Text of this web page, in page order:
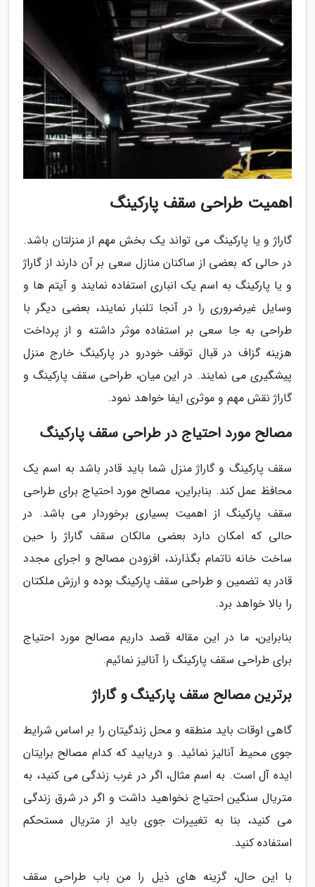
اهمیت طراحی سقف پارکینگ
گاراژ و یا پارکینگ می تواند یک بخش مهم از منزلتان باشد.
در حالی که بعضی از ساکنان منازل سعی بر آن دارند از گاراژ
و یا پارکینگ به اسم یک انباری استفاده نمایند و آیتم ها و
وسایل غیرضروری را در آنجا تلنبار نمایند، بعضی دیگر با
طراحی به جا سعی بر استفاده موثر داشته و از پرداخت
هزینه گزاف در قبال توقف خودرو در پارکینگ خارج منزل
پیشگیری می نمایند. در این میان، طراحی سقف پارکینگ و
گاراژ نقش مهم و موثری ایفا خواهد نمود.
مصالح مورد احتیاج در طراحی سقف پارکینگ
سقف پارکینگ و گاراژ منزل شما باید قادر باشد به اسم یک
محافظ عمل کند. بنابراین، مصالح مورد احتیاج برای طراحی
سقف پارکینگ از اهمیت بسیاری برخوردار می باشد. در
حالی که امکان دارد بعضی مالکان سقف گاراژ را حین
ساخت خانه ناتمام بگذارند، افزودن مصالح و اجرای مجدد
قادر به تضمین و طراحی سقف پارکینگ بوده و ارزش ملکتان
را بالا خواهد برد.
بنابراین، ما در این مقاله قصد داریم مصالح مورد احتیاج
برای طراحی سقف پارکینگ را آنالیز نمائیم.
برترین مصالح سقف پارکینگ و گاراژ
گاهی اوقات باید منطقه و محل زندگیتان را بر اساس شرایط
جوی محیط آنالیز نمائید. و دریابید که کدام مصالح برایتان
ایده آل است. به اسم مثال، اگر در غرب زندگی می کنید، به
متریال سنگین احتیاج نخواهید داشت و اگر در شرق زندگی
می کنید، بنا به تغییرات جوی باید از متریال مستحکم
استفاده کنید.
با این حال، گزینه های ذیل را من باب طراحی سقف